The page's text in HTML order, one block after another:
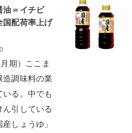
油＝イチビ
配荷率上げ
期）ここま
造調味料の業
る。中でも
引している
しょうゆ」